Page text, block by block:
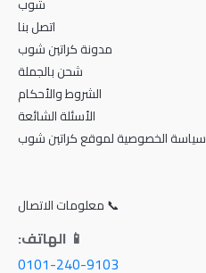
اتصل بنا
مدونة كراتين شوب
شحن بالجملة
الشروط والأحكام
الأسئلة الشائعة
سياسة الخصوصية لموقع كراتين شوب
📞 معلومات الاتصال
📱 الهاتف:
0101-240-9103